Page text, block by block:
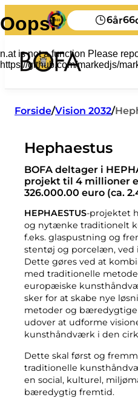
6år66
Sortering
Affaldsordninger
Sorteringsvejledning
Det sker der med dit
Så gode er vi til at
Storskrald
Kompost
Nedrivning & renovering
Åbningstider
Affaldstakster (private)
Alt om erhvervsaffald
Affaldstakster for
Producentgebyr
Affaldsregulativer
Jordregler
Turist
Sådan afleverer du
Trykte materialer på
Trykte materialer på
Om BOFA
Om os
Besøg BOFA
Undervisning
Bladhylden
Personale
Åbningstider
Kontakt os
Ledige stillinger
Virksomheden BOFA
Mit affald
Forside/Vision 2032/
Hephaestus
BOFA deltager i
projekt til 4 millioner
326.000.00 euro (ca.
HEPHAESTUS-projektet
og nytænke traditionelt
f.eks. glaspustning og
stentøj og porcelæn, ved
Dette gøres ved at
med traditionelle
europæiske
sker for at skabe nye
metoder og
udover at udforme
kunsthåndværk i den
Dette skal først og
traditionelle
en social, kulturel,
bæredygtig fremtid.